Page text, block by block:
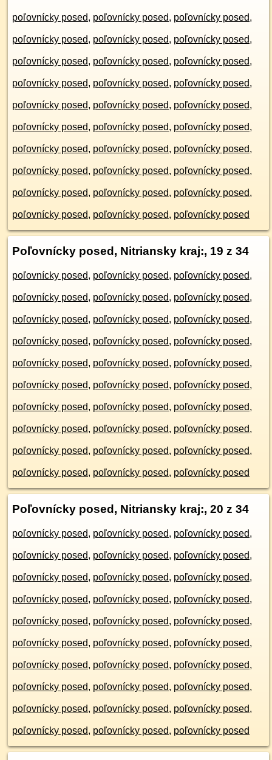
poľovnícky posed, poľovnícky posed, poľovnícky posed,
poľovnícky posed, poľovnícky posed, poľovnícky posed,
poľovnícky posed, poľovnícky posed, poľovnícky posed,
poľovnícky posed, poľovnícky posed, poľovnícky posed,
poľovnícky posed, poľovnícky posed, poľovnícky posed,
poľovnícky posed, poľovnícky posed, poľovnícky posed,
poľovnícky posed, poľovnícky posed, poľovnícky posed,
poľovnícky posed, poľovnícky posed, poľovnícky posed,
poľovnícky posed, poľovnícky posed, poľovnícky posed,
poľovnícky posed, poľovnícky posed, poľovnícky posed
Poľovnícky posed, Nitriansky kraj:, 19 z 34
poľovnícky posed, poľovnícky posed, poľovnícky posed,
poľovnícky posed, poľovnícky posed, poľovnícky posed,
poľovnícky posed, poľovnícky posed, poľovnícky posed,
poľovnícky posed, poľovnícky posed, poľovnícky posed,
poľovnícky posed, poľovnícky posed, poľovnícky posed,
poľovnícky posed, poľovnícky posed, poľovnícky posed,
poľovnícky posed, poľovnícky posed, poľovnícky posed,
poľovnícky posed, poľovnícky posed, poľovnícky posed,
poľovnícky posed, poľovnícky posed, poľovnícky posed,
poľovnícky posed, poľovnícky posed, poľovnícky posed
Poľovnícky posed, Nitriansky kraj:, 20 z 34
poľovnícky posed, poľovnícky posed, poľovnícky posed,
poľovnícky posed, poľovnícky posed, poľovnícky posed,
poľovnícky posed, poľovnícky posed, poľovnícky posed,
poľovnícky posed, poľovnícky posed, poľovnícky posed,
poľovnícky posed, poľovnícky posed, poľovnícky posed,
poľovnícky posed, poľovnícky posed, poľovnícky posed,
poľovnícky posed, poľovnícky posed, poľovnícky posed,
poľovnícky posed, poľovnícky posed, poľovnícky posed,
poľovnícky posed, poľovnícky posed, poľovnícky posed,
poľovnícky posed, poľovnícky posed, poľovnícky posed